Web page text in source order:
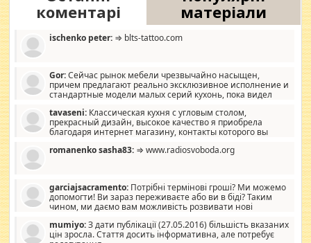
коментарі
матеріали
ischenko peter: ⇒ blts-tattoo.com
Gor:Сейчас рынок мебели чрезвычайно насыщен,
причем предлагают реально эксклюзивное исполнение и
стандартные модели малых серий кухонь, пока видел
стандартные формы, в MebelOk, креативненько и что главное -
со вкусом все в порядке, без ненужных наворотов удорожающих
мебель, а это не последний фактор.
tavaseni: Классическая кухня с угловым столом,
прекрасный дизайн, высокое качество я приобрела
благодаря интернет магазину, контакты которого вы
romanenko sasha83: ⇒ www.radiosvoboda.org
garciajsacramento: Потрібні термінові гроші? Ми можемо
допомогти! Ви зараз переживаєте або ви в біді? Таким
чином, ми даємо вам можливість розвивати нові
допомагати людям, які намагаються дати їм шанс. Кожен
заслуговує на другий шанс, і, оскільки влада не зможе, вони
mumiyo:З дати публікації (27.05.2016) більшість вказаних
цін зросла. Стаття досить інформативна, але потребує